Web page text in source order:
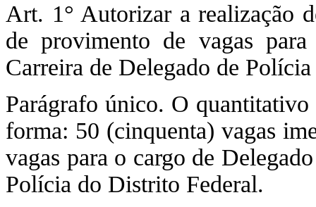
Art. 1° Autorizar a realização
de provimento de vagas
Carreira de Delegado de
Parágrafo único. O
forma: 50 (cinquenta) vagas
vagas para o cargo de
Polícia do Distrito Federal.